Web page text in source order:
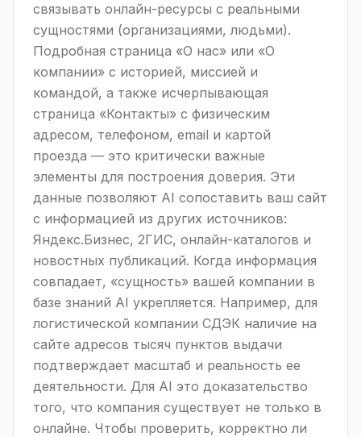
связывать онлайн-ресурсы с реальными
сущностями (организациями, людьми).
Подробная страница «О нас» или «О
компании» с историей, миссией и
командой, а также исчерпывающая
страница «Контакты» с физическим
адресом, телефоном, email и картой
проезда — это критически важные
элементы для построения доверия. Эти
данные позволяют AI сопоставить ваш сайт
с информацией из других источников:
Яндекс.Бизнес, 2ГИС, онлайн-каталогов и
новостных публикаций. Когда информация
совпадает, «сущность» вашей компании в
базе знаний AI укрепляется. Например, для
логистической компании СДЭК наличие на
сайте адресов тысяч пунктов выдачи
подтверждает масштаб и реальность ее
деятельности. Для AI это доказательство
того, что компания существует не только в
онлайне. Чтобы проверить, корректно ли